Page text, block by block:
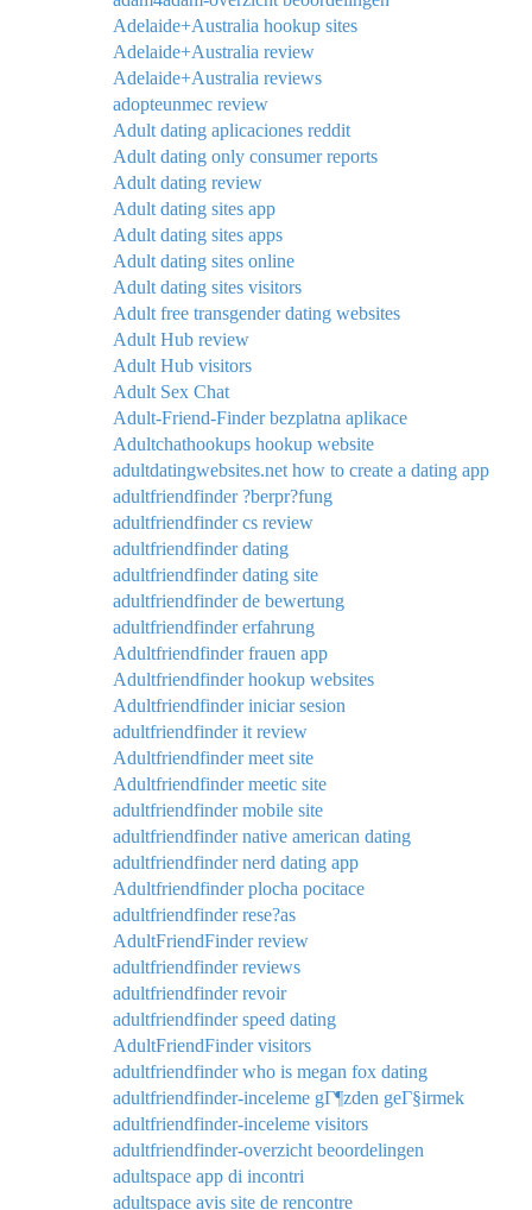
Adelaide+Australia hookup sites
Adelaide+Australia review
Adelaide+Australia reviews
adopteunmec review
Adult dating aplicaciones reddit
Adult dating only consumer reports
Adult dating review
Adult dating sites app
Adult dating sites apps
Adult dating sites online
Adult dating sites visitors
Adult free transgender dating websites
Adult Hub review
Adult Hub visitors
Adult Sex Chat
Adult-Friend-Finder bezplatna aplikace
Adultchathookups hookup website
adultdatingwebsites.net how to create a dating app
adultfriendfinder ?berpr?fung
adultfriendfinder cs review
adultfriendfinder dating
adultfriendfinder dating site
adultfriendfinder de bewertung
adultfriendfinder erfahrung
Adultfriendfinder frauen app
Adultfriendfinder hookup websites
Adultfriendfinder iniciar sesion
adultfriendfinder it review
Adultfriendfinder meet site
Adultfriendfinder meetic site
adultfriendfinder mobile site
adultfriendfinder native american dating
adultfriendfinder nerd dating app
Adultfriendfinder plocha pocitace
adultfriendfinder rese?as
AdultFriendFinder review
adultfriendfinder reviews
adultfriendfinder revoir
adultfriendfinder speed dating
AdultFriendFinder visitors
adultfriendfinder who is megan fox dating
adultfriendfinder-inceleme gГ¶zden geГ§irmek
adultfriendfinder-inceleme visitors
adultfriendfinder-overzicht beoordelingen
adultspace app di incontri
adultspace avis site de rencontre